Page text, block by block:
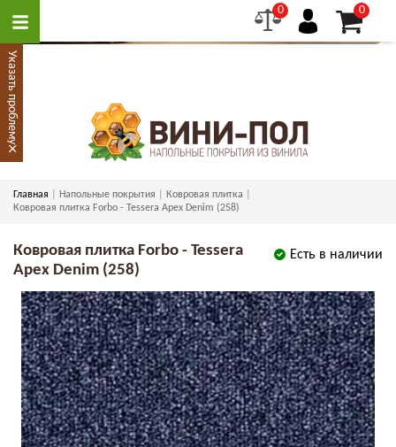
0 0
Главная Напольные покрытия
Ковровая плитка
Ковровая плитка Forbo - Tessera Apex Denim (258)
Есть в наличии
Ковровая плитка Forbo - Tessera
Apex Denim (258)
Указать проблему
×